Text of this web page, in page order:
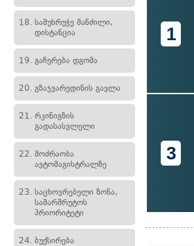
18. სამუხრუჭე მანძილი,
დისტანცია
19. გაჩერება დგომა
20. გზაჯვარედინის გავლა
21. რკინიგზის
გადასასვლელი
22. მოძრაობა
ავტომაგისტრალზე
23. საცხოვრებელი ზონა,
სამარშრუტოს
პრიორიტეტი
24. ბუქსირება
1
3